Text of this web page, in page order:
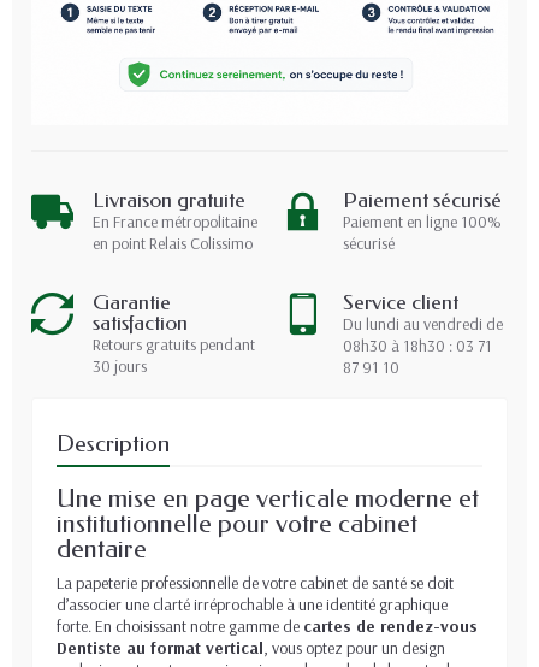
Livraison gratuite
En France métropolitaine
en point Relais Colissimo
Paiement sécurisé
Paiement en ligne 100%
sécurisé
Garantie
satisfaction
Retours gratuits pendant
30 jours
Service client
Du lundi au vendredi de
08h30 à 18h30 : 03 71
87 91 10
Description
Une mise en page verticale moderne et
institutionnelle pour votre cabinet
dentaire
La papeterie professionnelle de votre cabinet de santé se doit
d’associer une clarté irréprochable à une identité graphique
forte. En choisissant notre gamme de cartes de rendez-vous
Dentiste au format vertical, vous optez pour un design